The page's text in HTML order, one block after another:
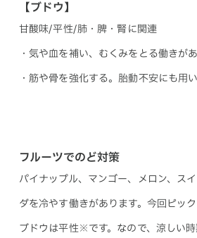
【ブドウ】
甘酸味/平性/肺・脾・腎に関連
・気や血を補い、むくみをとる働きが
・筋や骨を強化する。胎動不安にも用
フルーツでのど対策
パイナップル、マンゴー、メロン、ス
ダを冷やす働きがあります。今回ピッ
ブドウは平性※です。なので、涼しい